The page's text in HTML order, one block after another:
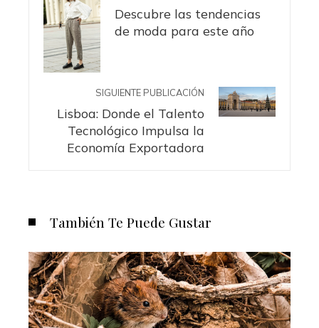
Descubre las tendencias
de moda para este año
SIGUIENTE PUBLICACIÓN
Lisboa: Donde el Talento
Tecnológico Impulsa la
Economía Exportadora
También Te Puede Gustar